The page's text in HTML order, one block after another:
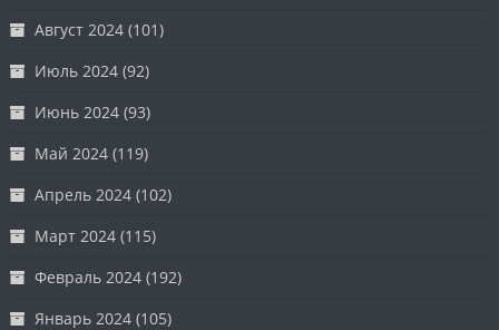
Август 2024 (101)
Июль 2024 (92)
Июнь 2024 (93)
Май 2024 (119)
Апрель 2024 (102)
Март 2024 (115)
Февраль 2024 (192)
Январь 2024 (105)